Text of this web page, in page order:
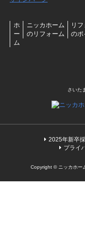
ホ
ー
ム
ニッカホーム
のリフォーム
リ
のポ
さいた
2025年新卒
プライ
Copyright © ニッカホー